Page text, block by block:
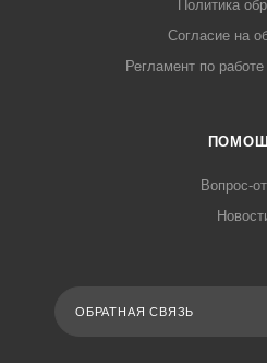
Политика
Согласие на
Регламент по
Вопрос-
ОБРАТНАЯ СВЯЗЬ